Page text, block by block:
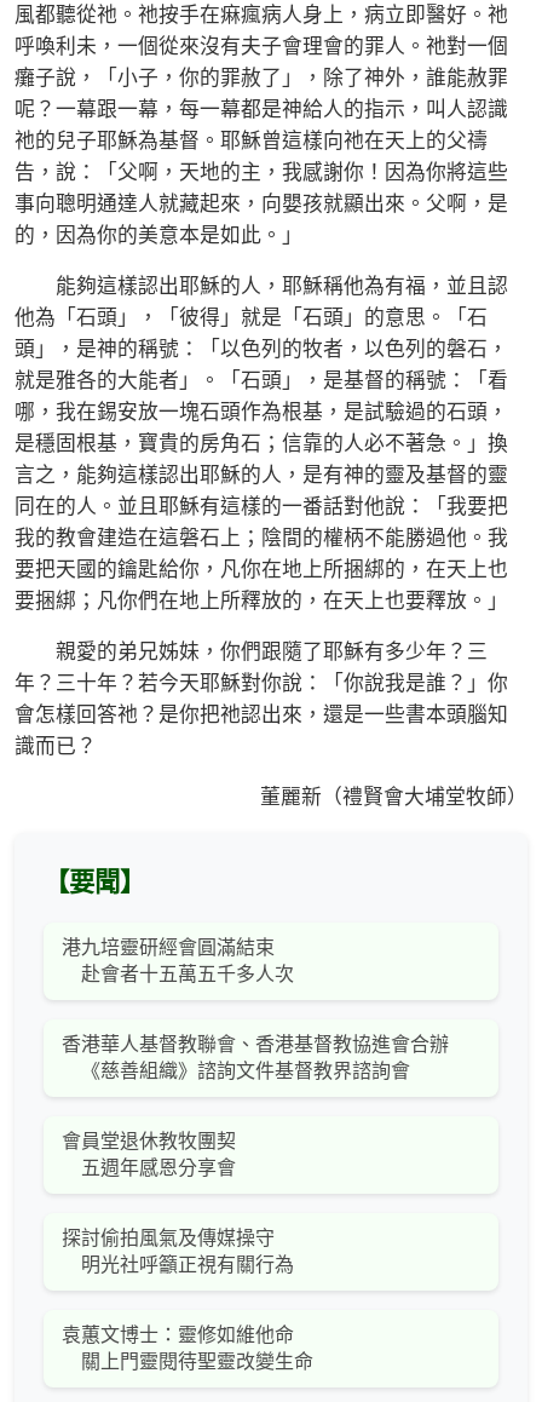
風都聽從祂。祂按手在痳瘋病人身上，病立即醫好。祂
呼喚利未，一個從來沒有夫子會理會的罪人。祂對一個
癱子說，「小子，你的罪赦了」，除了神外，誰能赦罪
呢？一幕跟一幕，每一幕都是神給人的指示，叫人認識
祂的兒子耶穌為基督。耶穌曾這樣向祂在天上的父禱
告，說：「父啊，天地的主，我感謝你！因為你將這些
事向聰明通達人就藏起來，向嬰孩就顯出來。父啊，是
的，因為你的美意本是如此。」
能夠這樣認出耶穌的人，耶穌稱他為有福，並且認
他為「石頭」，「彼得」就是「石頭」的意思。「石
頭」，是神的稱號：「以色列的牧者，以色列的磐石，
就是雅各的大能者」。「石頭」，是基督的稱號：「看
哪，我在錫安放一塊石頭作為根基，是試驗過的石頭，
是穩固根基，寶貴的房角石；信靠的人必不著急。」換
言之，能夠這樣認出耶穌的人，是有神的靈及基督的靈
同在的人。並且耶穌有這樣的一番話對他說：「我要把
我的教會建造在這磐石上；陰間的權柄不能勝過他。我
要把天國的鑰匙給你，凡你在地上所捆綁的，在天上也
要捆綁；凡你們在地上所釋放的，在天上也要釋放。」
親愛的弟兄姊妹，你們跟隨了耶穌有多少年？三
年？三十年？若今天耶穌對你說：「你說我是誰？」你
會怎樣回答祂？是你把祂認出來，還是一些書本頭腦知
識而已？
董麗新（禮賢會大埔堂牧師）
【要聞】
港九培靈研經會圓滿結束
赴會者十五萬五千多人次
香港華人基督教聯會、香港基督教協進會合辦
《慈善組織》諮詢文件基督教界諮詢會
會員堂退休教牧團契
五週年感恩分享會
探討偷拍風氣及傳媒操守
明光社呼籲正視有關行為
袁蕙文博士：靈修如維他命
關上門靈閱待聖靈改變生命